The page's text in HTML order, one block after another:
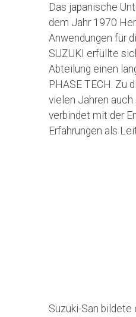
Das japanische
dem Jahr 1970
Anwendungen für
SUZUKI erfüllte
Abteilung einen
PHASE TECH. Zu
vielen Jahren
verbindet mit der
Erfahrungen als
Suzuki-San